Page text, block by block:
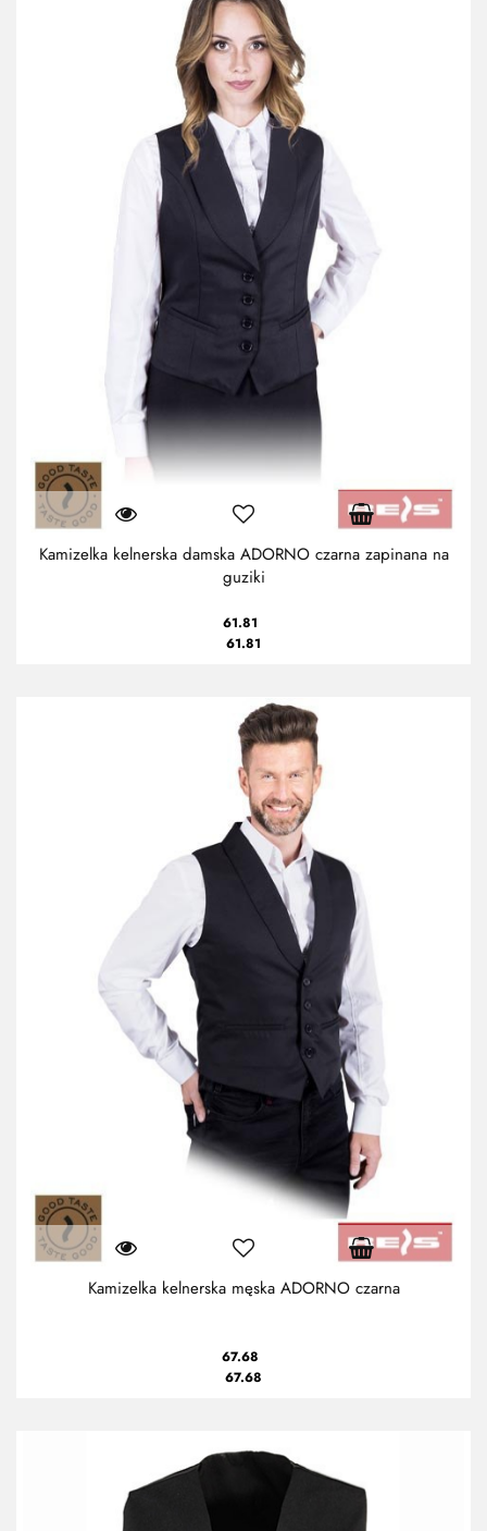
Kamizelka kelnerska damska ADORNO czarna zapinana na
guziki
61.81
61.81
Kamizelka kelnerska męska ADORNO czarna
67.68
67.68